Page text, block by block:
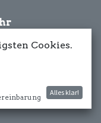
Cookies.
Alles klar!